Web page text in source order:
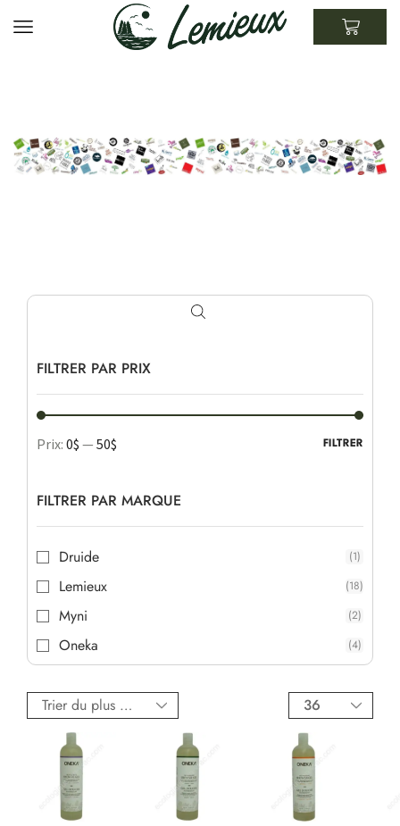
FILTRER PAR PRIX
FILTRER
Prix: 0$ — 50$
FILTRER PAR MARQUE
Druide (1)
Lemieux (18)
Myni (2)
Oneka (4)